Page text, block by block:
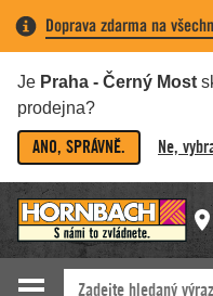
Doprava zdarma na
Je Praha - Černý Most
prodejna?
ANO, SPRÁVNĚ. Ne,